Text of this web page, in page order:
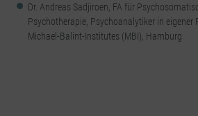
Dr. Andreas Sadjiroen, FA für
Psychotherapie, Psychoanalytiker in eigener
Michael-Balint-Institutes (MBI), Hamburg